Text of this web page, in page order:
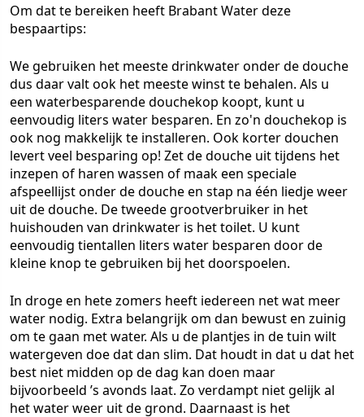
Om dat te bereiken heeft Brabant Water deze
bespaartips:
We gebruiken het meeste drinkwater onder de douche
dus daar valt ook het meeste winst te behalen. Als u
een waterbesparende douchekop koopt, kunt u
eenvoudig liters water besparen. En zo'n douchekop is
ook nog makkelijk te installeren. Ook korter douchen
levert veel besparing op! Zet de douche uit tijdens het
inzepen of haren wassen of maak een speciale
afspeellijst onder de douche en stap na één liedje weer
uit de douche. De tweede grootverbruiker in het
huishouden van drinkwater is het toilet. U kunt
eenvoudig tientallen liters water besparen door de
kleine knop te gebruiken bij het doorspoelen.
In droge en hete zomers heeft iedereen net wat meer
water nodig. Extra belangrijk om dan bewust en zuinig
om te gaan met water. Als u de plantjes in de tuin wilt
watergeven doe dat dan slim. Dat houdt in dat u dat het
best niet midden op de dag kan doen maar
bijvoorbeeld ’s avonds laat. Zo verdampt niet gelijk al
het water weer uit de grond. Daarnaast is het